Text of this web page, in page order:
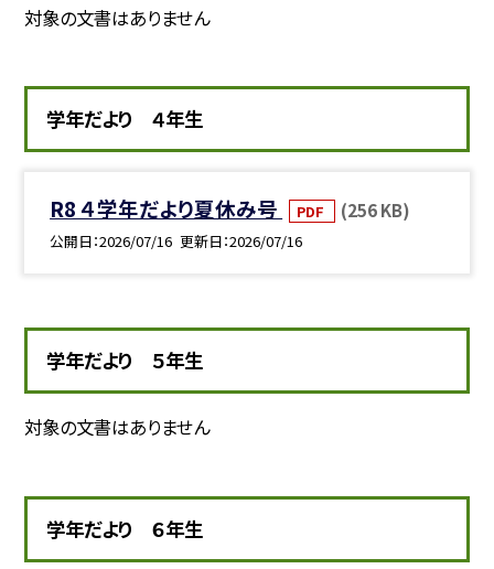
対象の文書はありません
学年だより ４年生
R8 ４学年だより夏休み号 PDF (256 KB)
公開日 2026/07/16 更新日 2026/07/16
学年だより ５年生
対象の文書はありません
学年だより ６年生